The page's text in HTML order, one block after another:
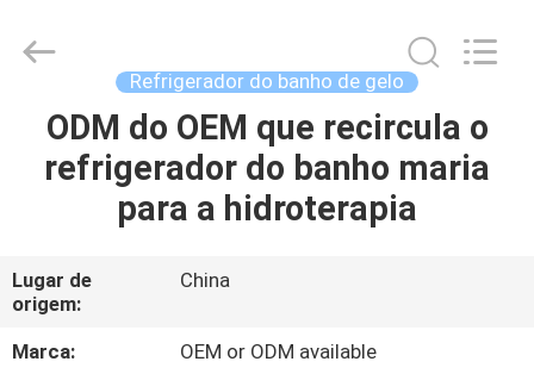
CASA
PRODUTOS
SOBRE
NÓS
Shenzhen
Syochi
Reserved.
Refrigerador do banho de gelo
ODM do OEM que recircula o
refrigerador do banho maria
para a hidroterapia
Lugar de
origem:
China
Marca:
OEM or ODM available